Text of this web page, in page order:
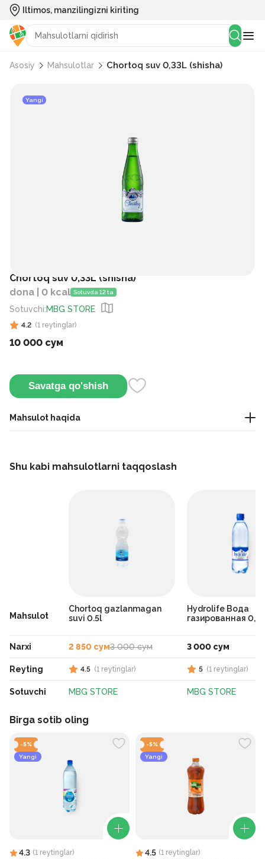
Iltimos, manzilingizni kiriting
Asosiy Mahsulotlar Chortoq suv 0,33L (shisha)
Yangi
Chortoq suv 0,33L (shisha)
dona | 0 kcal Sotuvda 12 ta
Sotuvchi:MBG STORE
4.2 (1 reytinglar)
10 000 сум
Savatga qo'shish
Mahsulot haqida
javob beradi.
Shu kabi mahsulotlarni taqqoslash
Mahsulot
Narxi
Reyting
Sotuvchi
Chortoq gazlanmagan
suvi 0.5l
2 850 сум3 000 сум
4.5 (1 reytinglar)
MBG STORE
Hydrolife Вода
газированная 0,5л
3 000 сум
5 (1 reytinglar)
MBG STORE
Birga sotib oling
-5%
Yangi
4.3 (1 reytinglar)
-5%
Yangi
4.5 (1 reytinglar)